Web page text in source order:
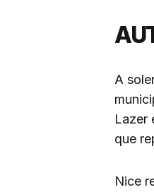
A
Lazer
que
Nice